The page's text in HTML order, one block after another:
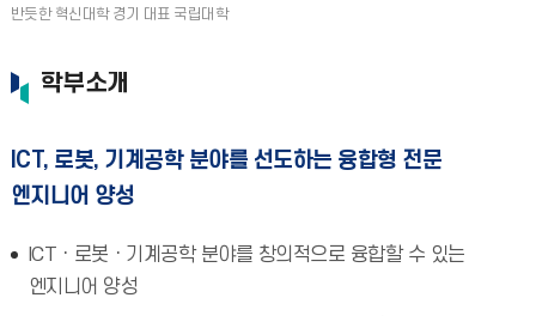
학부소개
ICT, 로봇, 기계공학 분야를 선도하는 융합형 전문
엔지니어 양성
ICTㆍ로봇ㆍ기계공학 분야를 창의적으로 융합할 수 있는
엔지니어 양성